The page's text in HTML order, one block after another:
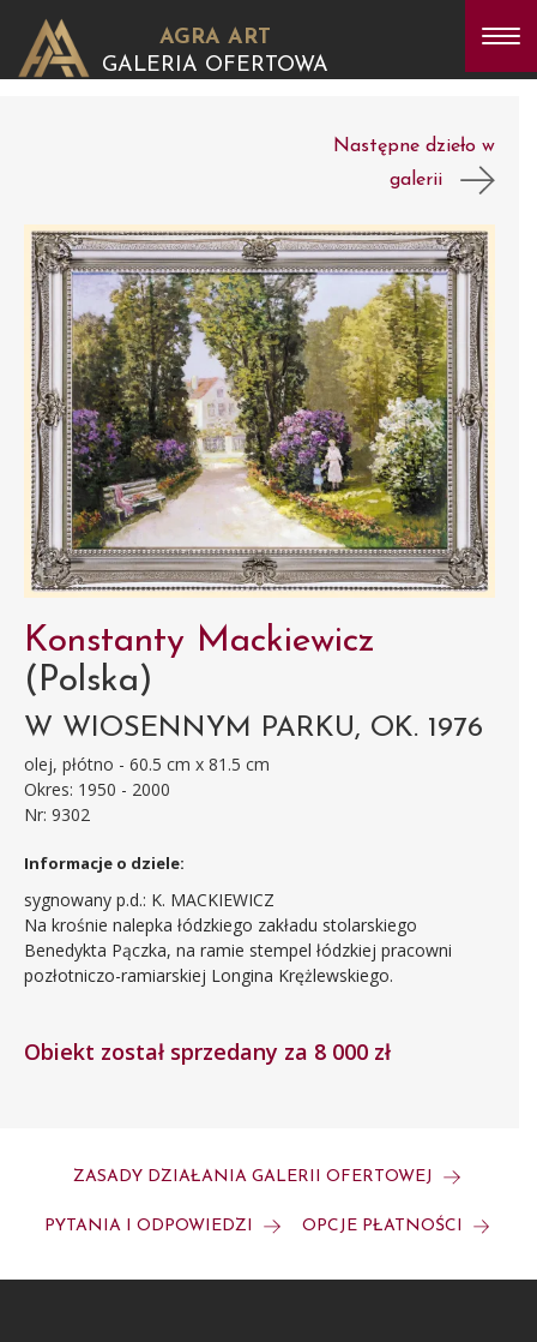
AGRA ART
GALERIA OFERTOWA
Następne dzieło w
galerii
Konstanty Mackiewicz
(Polska)
W WIOSENNYM PARKU, OK. 1976
olej, płótno - 60.5 cm x 81.5 cm
Okres: 1950 - 2000
Nr: 9302
Informacje o dziele:
sygnowany p.d.: K. MACKIEWICZ
Na krośnie nalepka łódzkiego zakładu stolarskiego
Benedykta Pączka, na ramie stempel łódzkiej pracowni
pozłotniczo-ramiarskiej Longina Krężlewskiego.
Obiekt został sprzedany za 8 000 zł
ZASADY DZIAŁANIA GALERII OFERTOWEJ
PYTANIA I ODPOWIEDZI OPCJE PŁATNOŚCI